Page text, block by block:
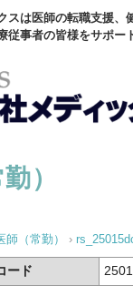
スは医師の転職支援、
従事者の皆様をサポー
）
師（常勤） ›
ード